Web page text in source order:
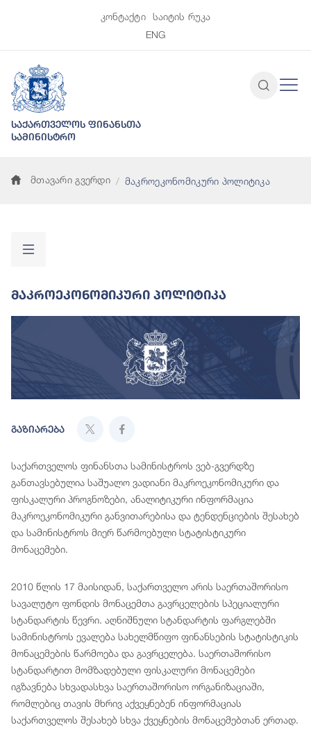
კონტაქტი
საიტის რუკა
ENG
საქართველოს ფინანსთა
სამინისტრო
მთავარი გვერდი მაკროეკონომიკური პოლიტიკა
Მაკროეკონომიკური Პოლიტიკა
გაზიარება
საქართველოს ფინანსთა სამინისტროს ვებ-გვერდზე
განთავსებულია საშუალო ვადიანი მაკროეკონომიკური და
ფისკალური პროგნოზები, ანალიტიკური ინფორმაცია
მაკროეკონომიკური განვითარებისა და ტენდენციების შესახებ
და სამინისტროს მიერ წარმოებული სტატისტიკური
მონაცემები.
2010 წლის 17 მაისიდან, საქართველო არის საერთაშორისო
სავალუტო ფონდის მონაცემთა გავრცელების სპეციალური
სტანდარტის წევრი. აღნიშნული სტანდარტის ფარგლებში
სამინისტროს ევალება სახელმწიფო ფინანსების სტატისტიკის
მონაცემების წარმოება და გავრცელება. საერთაშორისო
სტანდარტით მომზადებული ფისკალური მონაცემები
იგზავნება სხვადასხვა საერთაშორისო ორგანიზაციაში,
რომლებიც თავის მხრივ აქვეყნებენ ინფორმაციას
საქართველოს შესახებ სხვა ქვეყნების მონაცემებთან ერთად.